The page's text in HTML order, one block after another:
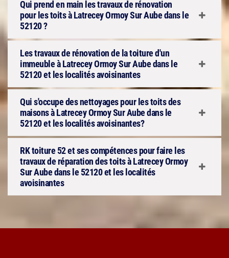
Qui prend en main les travaux de rénovation
pour les toits à Latrecey Ormoy Sur Aube dans le
52120 ?
Les travaux de rénovation de la toiture d'un
immeuble à Latrecey Ormoy Sur Aube dans le
52120 et les localités avoisinantes
Qui s'occupe des nettoyages pour les toits des
maisons à Latrecey Ormoy Sur Aube dans le
52120 et les localités avoisinantes?
RK toiture 52 et ses compétences pour faire les
travaux de réparation des toits à Latrecey Ormoy
Sur Aube dans le 52120 et les localités
avoisinantes